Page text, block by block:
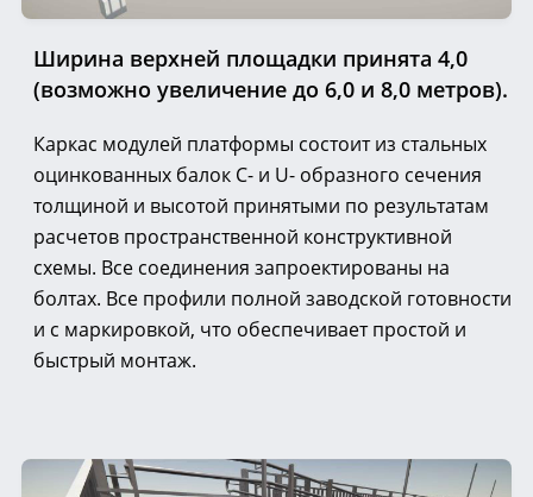
Ширина верхней площадки принята 4,0
(возможно увеличение до 6,0 и 8,0 метров).
Каркас модулей платформы состоит из стальных
оцинкованных балок С- и U- образного сечения
толщиной и высотой принятыми по результатам
расчетов пространственной конструктивной
схемы. Все соединения запроектированы на
болтах. Все профили полной заводской готовности
и с маркировкой, что обеспечивает простой и
быстрый монтаж.